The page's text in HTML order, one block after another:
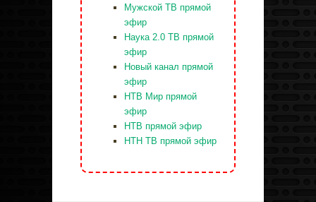
Мужской ТВ прямой
эфир
Наука 2.0 ТВ прямой
эфир
Новый канал прямой
эфир
НТВ Мир прямой
эфир
НТВ прямой эфир
НТН ТВ прямой эфир